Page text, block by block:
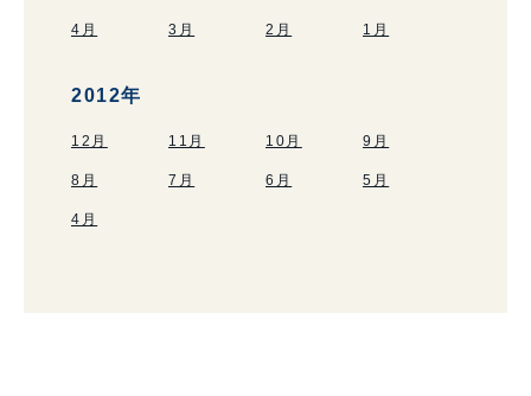
4月 3月 2月 1月
2012年
12月 11月 10月 9月
8月 7月 6月 5月
4月